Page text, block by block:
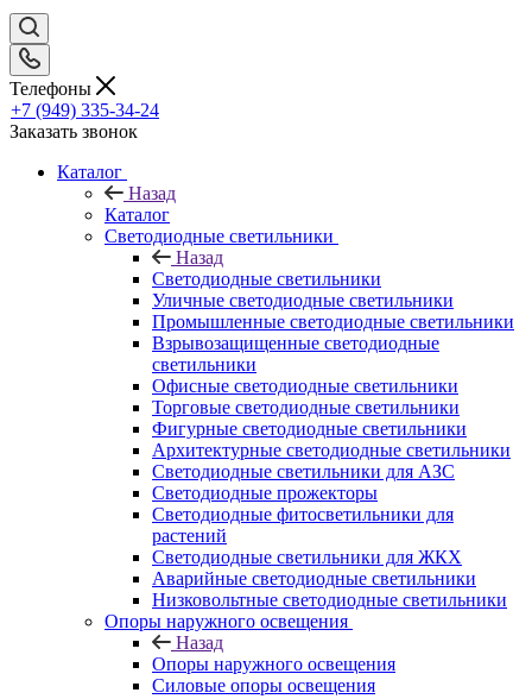
Телефоны
+7 (949) 335-34-24
Заказать звонок
Каталог
Назад
Каталог
Светодиодные светильники
Назад
Светодиодные светильники
Уличные светодиодные светильники
Промышленные светодиодные светильники
Взрывозащищенные светодиодные
светильники
Офисные светодиодные светильники
Торговые светодиодные светильники
Фигурные светодиодные светильники
Архитектурные светодиодные светильники
Светодиодные светильники для АЗС
Светодиодные прожекторы
Светодиодные фитосветильники для
растений
Светодиодные светильники для ЖКХ
Аварийные светодиодные светильники
Низковольтные светодиодные светильники
Опоры наружного освещения
Назад
Опоры наружного освещения
Силовые опоры освещения